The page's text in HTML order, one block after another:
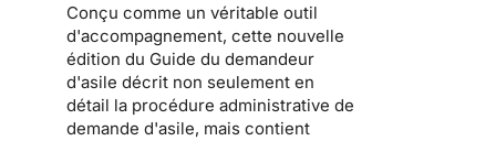
Conçu comme un véritable outil
d'accompagnement, cette nouvelle
édition du Guide du demandeur
d'asile décrit non seulement en
détail la procédure administrative de
demande d'asile, mais contient